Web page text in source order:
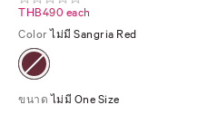
THB490 each
Colorไม่มี Sangria Red
ขนาดไม่มี One Size